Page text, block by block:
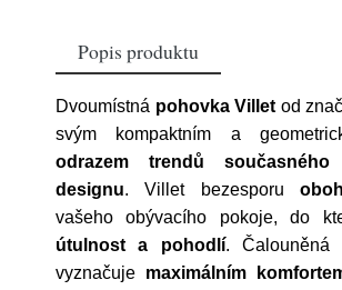
Popis produktu
Dvoumístná pohovka Villet od
svým kompaktním a
odrazem trendů současného
designu. Villet bezesporu
vašeho obývacího pokoje, do
útulnost a pohodlí. Čalouněná
vyznačuje maximálním